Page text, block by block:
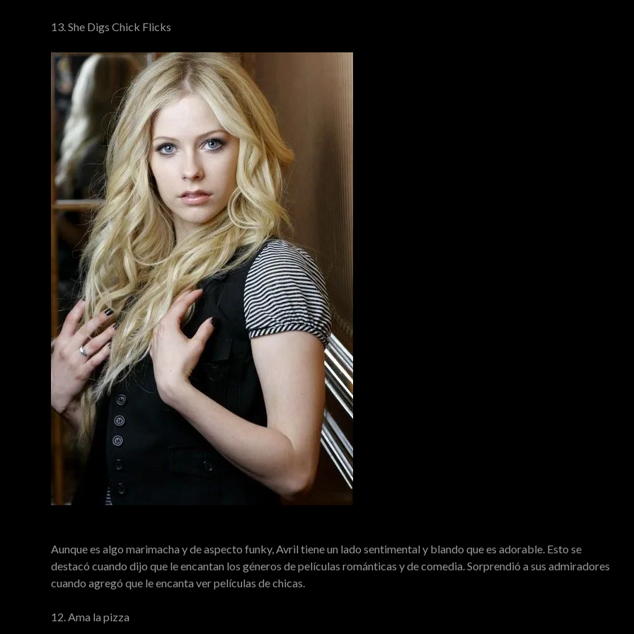
13. She Digs Chick Flicks
Aunque es algo marimacha y de aspecto funky, Avril tiene un lado sentimental y blando que es adorable. Esto se
destacó cuando dijo que le encantan los géneros de películas románticas y de comedia. Sorprendió a sus admiradores
cuando agregó que le encanta ver películas de chicas.
12. Ama la pizza